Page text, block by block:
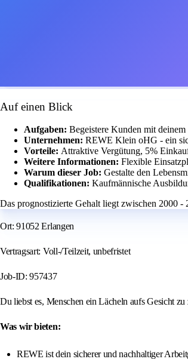
Auf einen Blick
Aufgaben: Begeistere Kunden mit
Unternehmen: REWE Klein oHG - ein
Vorteile: Attraktive Vergütung, 5%
Weitere Informationen: Flexible
Warum dieser Job: Gestalte den
Qualifikationen: Kaufmännische
Das prognostizierte Gehalt liegt zwischen 2000 -
Ort: 91052 Erlangen
Vertragsart: Voll-/Teilzeit, unbefristet
Job-ID: 957437
Du liebst es, Menschen ein Lächeln aufs Gesicht
Was wir bieten:
REWE ist dein sicherer und nachhaltiger